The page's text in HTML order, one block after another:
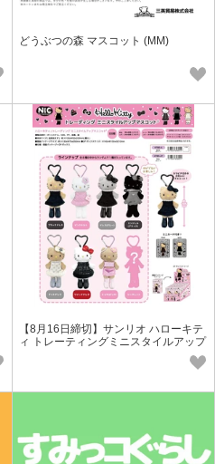
どうぶつの森 マスコット (MM)
【8月16日締切】サンリオ ハローキテ
ィ トレーティングミニスタイルアップ